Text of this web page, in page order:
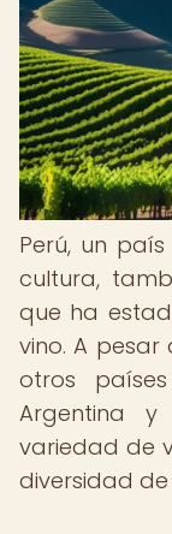
Perú, un
cultura,
que ha
vino. A
otros
Argentina
variedad de
diversidad